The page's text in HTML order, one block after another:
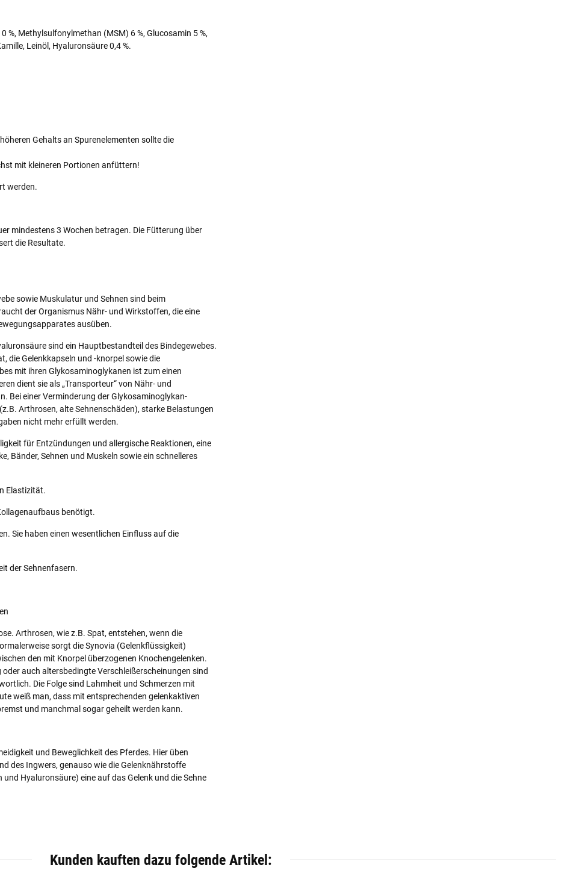
%, Methylsulfonylmethan (MSM) 6 %, Glucosamin 5 %,
Leinöl, Hyaluronsäure 0,4 %.
Gehalts an Spurenelementen sollte die
mit kleineren Portionen anfüttern!
werden.
mindestens 3 Wochen betragen. Die Fütterung über
die Resultate.
sowie Muskulatur und Sehnen sind beim
der Organismus Nähr- und Wirkstoffen, die eine
ausüben.
sind ein Hauptbestandteil des Bindegewebes.
die Gelenkkapseln und -knorpel sowie die
mit ihren Glykosaminoglykanen ist zum einen
dient sie als „Transporteur“ von Nähr- und
Bei einer Verminderung der Glykosaminoglykan-
Arthrosen, alte Sehnenschäden), starke Belastungen
nicht mehr erfüllt werden.
für Entzündungen und allergische Reaktionen, eine
Bänder, Sehnen und Muskeln sowie ein schnelleres
Elastizität.
benötigt.
Sie haben einen wesentlichen Einfluss auf die
der Sehnenfasern.
Arthrosen, wie z.B. Spat, entstehen, wenn die
sorgt die Synovia (Gelenkflüssigkeit)
den mit Knorpel überzogenen Knochengelenken.
auch altersbedingte Verschleißerscheinungen sind
Die Folge sind Lahmheit und Schmerzen mit
weiß man, dass mit entsprechenden gelenkaktiven
und manchmal sogar geheilt werden kann.
und Beweglichkeit des Pferdes. Hier üben
des Ingwers, genauso wie die Gelenknährstoffe
Hyaluronsäure) eine auf das Gelenk und die Sehne
Kunden kauften dazu folgende Artikel: